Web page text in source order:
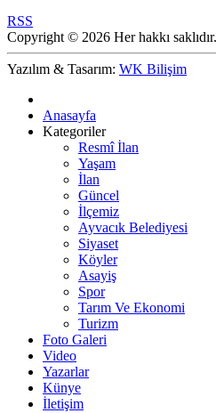
RSS
Copyright © 2026 Her hakkı saklıdır.
Yazılım & Tasarım: WK Bilişim
Anasayfa
Kategoriler
Resmî İlan
Yaşam
İlan
Güncel
İlçemiz
Ayvacık Belediyesi
Siyaset
Köyler
Asayiş
Spor
Tarım Ve Ekonomi
Turizm
Foto Galeri
Video
Yazarlar
Künye
İletişim